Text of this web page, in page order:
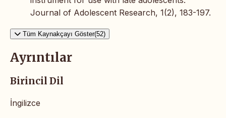
Journal of Adolescent Research, 1(2), 183-197.
Tüm Kaynakçayı Göster(52)
Ayrıntılar
Birincil Dil
İngilizce